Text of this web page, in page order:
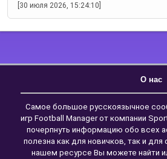
[30 июля 2026, 15:24:10]
О нас
Самое большое русскоязычное
игр Football Manager от компании
почерпнуть информацию обо всех
полезна как для новичков, так и
нашем ресурсе Вы можете найти